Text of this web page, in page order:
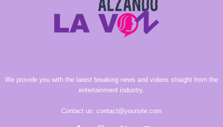
We provide you with the latest breaking news and videos straight from the
entertainment industry.
Contact us: contact@yoursite.com